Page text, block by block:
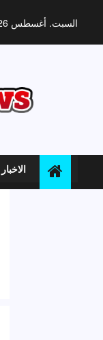
السبت. أغسطس 8th, 2026
الاخبار